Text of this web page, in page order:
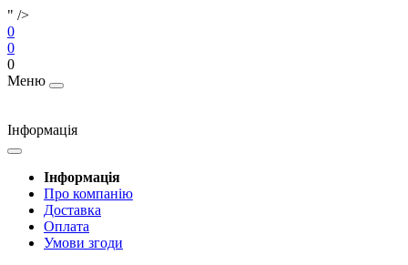
" />
0
0
0
Меню
Інформація
Інформація
Про компанію
Доставка
Оплата
Умови згоди